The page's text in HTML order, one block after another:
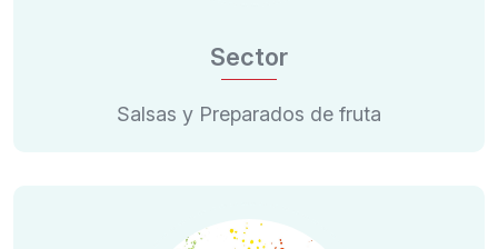
Sector
Salsas y Preparados de fruta